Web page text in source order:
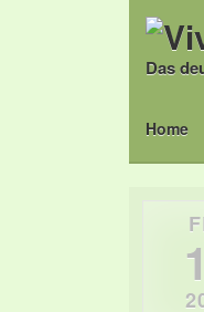
Das
Main
Skip
Home